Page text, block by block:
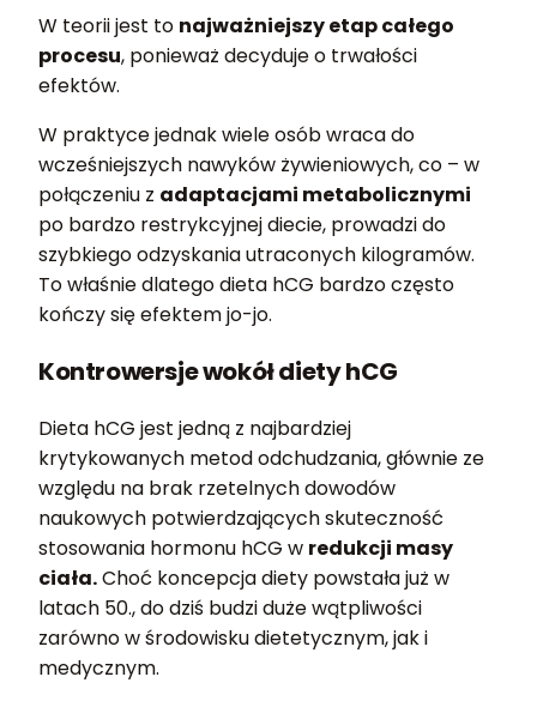
W teorii jest to najważniejszy etap całego
procesu, ponieważ decyduje o trwałości
efektów.
W praktyce jednak wiele osób wraca do
wcześniejszych nawyków żywieniowych, co – w
połączeniu z adaptacjami metabolicznymi
po bardzo restrykcyjnej diecie, prowadzi do
szybkiego odzyskania utraconych kilogramów.
To właśnie dlatego dieta hCG bardzo często
kończy się efektem jo-jo.
Kontrowersje wokół diety hCG
Dieta hCG jest jedną z najbardziej
krytykowanych metod odchudzania, głównie ze
względu na brak rzetelnych dowodów
naukowych potwierdzających skuteczność
stosowania hormonu hCG w redukcji masy
ciała.Choć koncepcja diety powstała już w
latach 50., do dziś budzi duże wątpliwości
zarówno w środowisku dietetycznym, jak i
medycznym.